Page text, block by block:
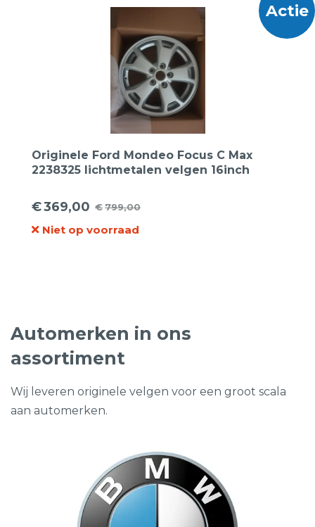
Actie
Originele Ford Mondeo Focus C Max
2238325 lichtmetalen velgen 16inch
€799,00
Oorspronkelijke
prijs
€369,00
Huidige
prijs
Niet op voorraad
Automerken in ons
assortiment
Wij leveren originele velgen voor een groot scala
aan automerken.